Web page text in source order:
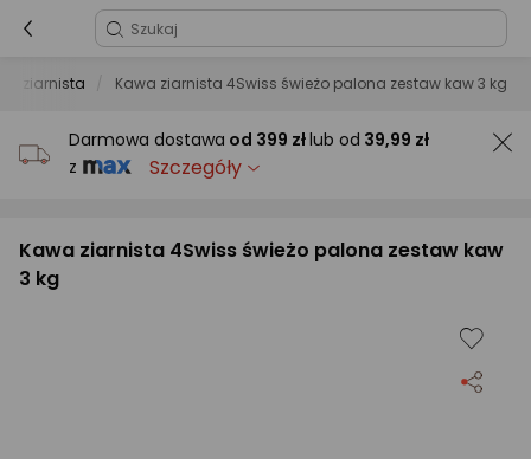
ziarnista Kawa ziarnista 4Swiss świeżo palona zestaw kaw 3 kg
Darmowa dostawa od 399 złlub od 39,99 zł
z
Szczegóły
Kawa ziarnista 4Swiss świeżo palona zestaw kaw
3 kg